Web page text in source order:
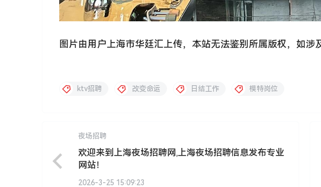
图片由用户上海市华廷汇上传，本站无法鉴别所属版权，如涉
ktv招聘 改变命运 日结工作 模特岗位
夜场招聘
欢迎来到上海夜场招聘网,上海夜场招聘信息发布专业
网站！
2026-3-25 15:09:23